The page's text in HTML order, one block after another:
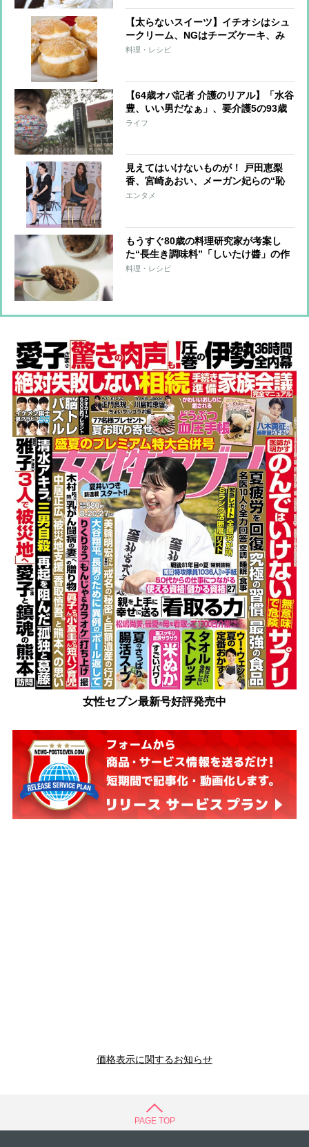
【太らないスイーツ】イチオシはシュ
ークリーム、NGはチーズケーキ、み
たらし団子
料理・レシピ
【64歳オバ記者 介護のリアル】「水谷
豊、いい男だなぁ」、要介護5の93歳
母ちゃんがさらに回復
ライフ
見えてはいけないものが！ 戸田恵梨
香、宮崎あおい、メーガン妃らの“恥
ずかしい”写真
エンタメ
もうすぐ80歳の料理研究家が考案し
た“長生き調味料”「しいたけ醬」の作
り方＆レンチン健康レシピ2つ
料理・レシピ
女性セブン最新号好評発売中
価格表示に関するお知らせ
PAGE TOP